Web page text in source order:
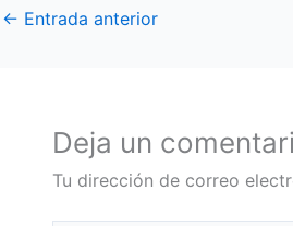
← Entrada anterior
Deja un
Tu dirección de correo